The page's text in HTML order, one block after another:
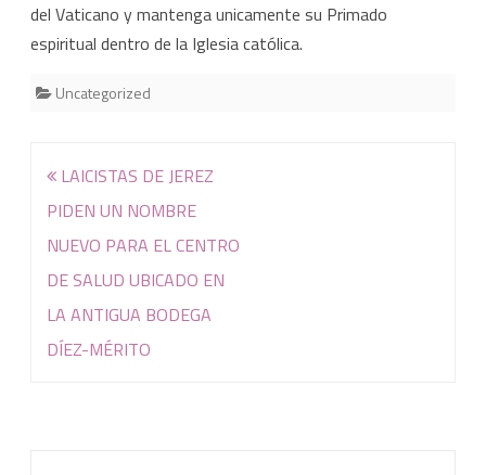
del Vaticano y mantenga unicamente su Primado
espiritual dentro de la Iglesia católica.
Uncategorized
Navegación
de
entradas
LAICISTAS DE JEREZ
PIDEN UN NOMBRE
NUEVO PARA EL CENTRO
DE SALUD UBICADO EN
LA ANTIGUA BODEGA
DÍEZ-MÉRITO